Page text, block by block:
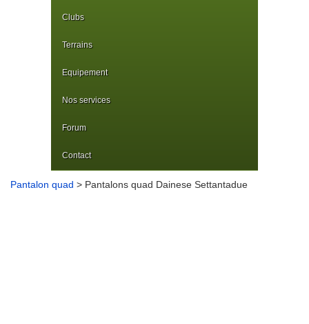
Clubs
Terrains
Equipement
Nos services
Forum
Contact
Pantalon quad > Pantalons quad Dainese Settantadue